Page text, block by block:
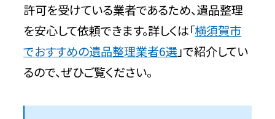
搬出・供養や処分をする
遺品整理で捨ててはいけないもの一覧
用品回収相談所へご相談ください
許可を受けている業者であるため、遺品整理
を安心して依頼できます。詳しくは「横須賀市
でおすすめの遺品整理業者6選」で紹介してい
るので、ぜひご覧ください。